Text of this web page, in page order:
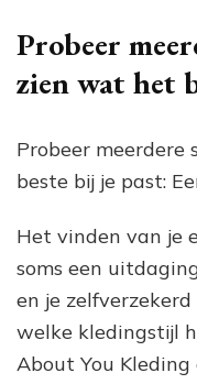
Probeer
zien wat het
Probeer
beste bij je past:
Het vinden van je
soms een
en je
welke kledingstijl
About You